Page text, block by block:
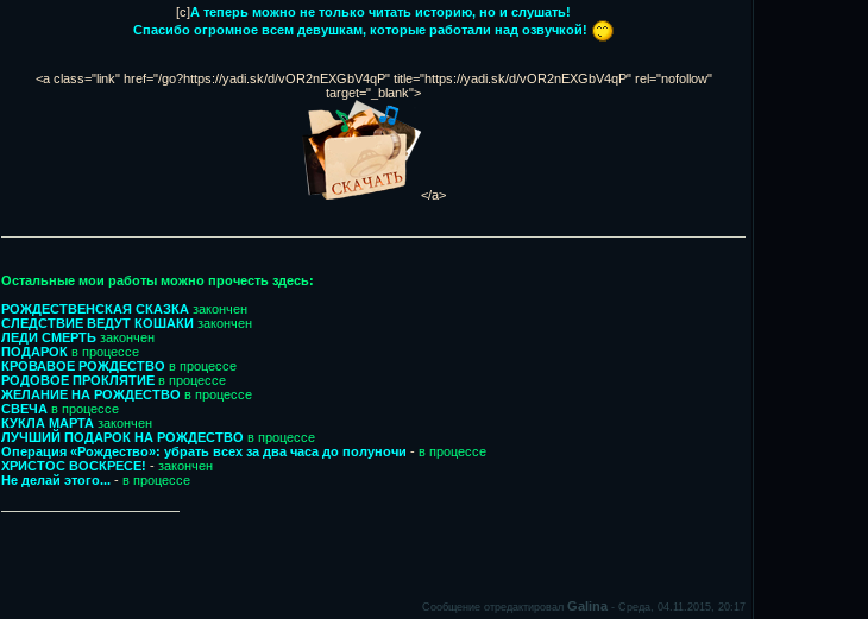
[c]А теперь можно не только читать историю, но и слушать!
Спасибо огромное всем девушкам, которые работали над озвучкой!
<a class="link" href="/go?https://yadi.sk/d/vOR2nEXGbV4qP" title="https://yadi.sk/d/vOR2nEXGbV4qP" rel="nofollow"
target="_blank">
</a>
Остальные мои работы можно прочесть здесь:
РОЖДЕСТВЕНСКАЯ СКАЗКА закончен
СЛЕДСТВИЕ ВЕДУТ КОШАКИ закончен
ЛЕДИ СМЕРТЬ закончен
ПОДАРОК в процессе
КРОВАВОЕ РОЖДЕСТВО в процессе
РОДОВОЕ ПРОКЛЯТИЕ в процессе
ЖЕЛАНИЕ НА РОЖДЕСТВО в процессе
СВЕЧА в процессе
КУКЛА МАРТА закончен
ЛУЧШИЙ ПОДАРОК НА РОЖДЕСТВО в процессе
Операция «Рождество»: убрать всех за два часа до полуночи - в процессе
ХРИСТОС ВОСКРЕСЕ! - закончен
Не делай этого... - в процессе
Сообщение отредактировал Galina - Среда, 04.11.2015, 20:17